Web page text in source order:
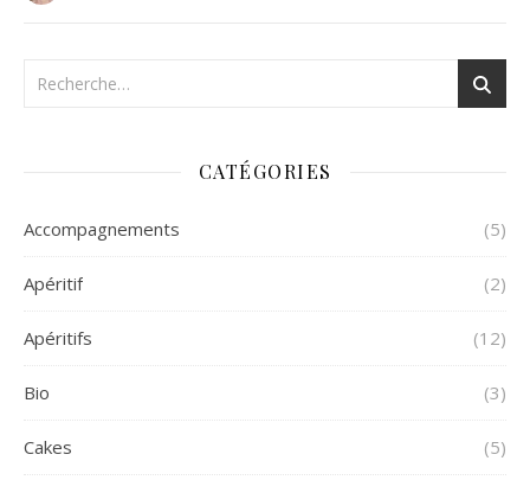
CATÉGORIES
Accompagnements (5)
Apéritif (2)
Apéritifs (12)
Bio (3)
Cakes (5)